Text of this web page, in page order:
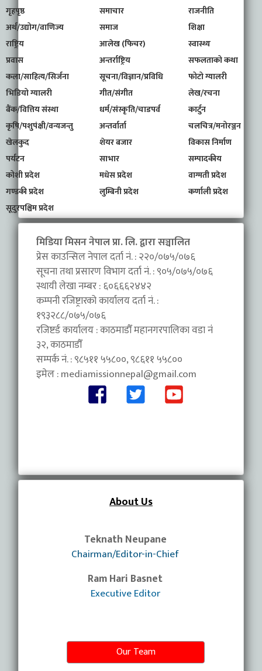
गृहपृष्ठ समाचार
राजनीति
अर्थ/उद्योग/वाणिज्य
समाज
शिक्षा
राष्ट्रिय
आलेख (फिचर)
स्वास्थ्य
प्रवास
अन्तर्राष्ट्रिय
सफलताको कथा
कला/साहित्य/सिर्जना
सूचना/विज्ञान/प्रविधि
फोटो ग्यालरी
भिडियो ग्यालरी
गीत/संगीत
लेख/रचना
बैंक/वित्तिय संस्था
धर्म/संस्कृति/चाडपर्व
कार्टुन
कृषि/पशुपंक्षी/वन्यजन्तु
अन्तर्वार्ता
चलचित्र/मनोरञ्जन
खेलकुद
शेयर बजार
विकास निर्माण
पर्यटन
साभार
सम्पादकीय
कोशी प्रदेश
मधेस प्रदेश
वाग्मती प्रदेश
गण्डकी प्रदेश
लुम्बिनी प्रदेश
कर्णाली प्रदेश
सूदुरपश्चिम प्रदेश
मिडिया मिसन नेपाल प्रा. लि. द्वारा सञ्चालित
प्रेस काउन्सिल नेपाल दर्ता नं. : २२०/०७५/०७६
सूचना तथा प्रसारण विभाग दर्ता नं. : ९०५/०७५/०७६
स्थायी लेखा नम्बर : ६०६६६२४४२
कम्पनी रजिष्ट्रारको कार्यालय दर्ता नं. :
१९३२८८/०७५/०७६
रजिष्टर्ड कार्यालय : काठमाडौँ महानगरपालिका वडा नंं
३२, काठमाडौँ
सम्पर्क नं. : ९८५११ ५५८००, ९८६११ ५५८००
इमेल :mediamissionnepal@gmail.com
About Us
Teknath Neupane
Chairman/Editor-in-Chief
Ram Hari Basnet
Executive Editor
Our Team